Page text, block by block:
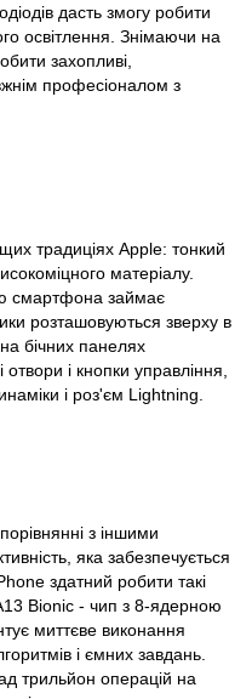
дасть змогу робити
освітлення. Знімаючи на
захопливі,
професіоналом з
традиціях Apple: тонкий
матеріалу.
смартфона займає
розташовуються зверху в
бічних панелях
і кнопки управління,
і роз'єм Lightning.
з іншими
яка забезпечується
здатний робити такі
Bionic - чип з 8-ядерною
миттєве виконання
і ємних завдань.
трильйон операцій на